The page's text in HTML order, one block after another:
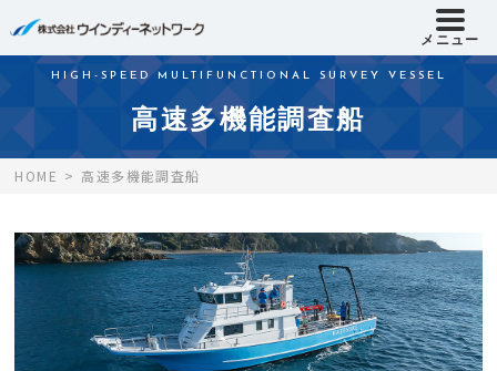
メニュー
HIGH-SPEED MULTIFUNCTIONAL SURVEY VESSEL
高速多機能調査船
HOME 高速多機能調査船